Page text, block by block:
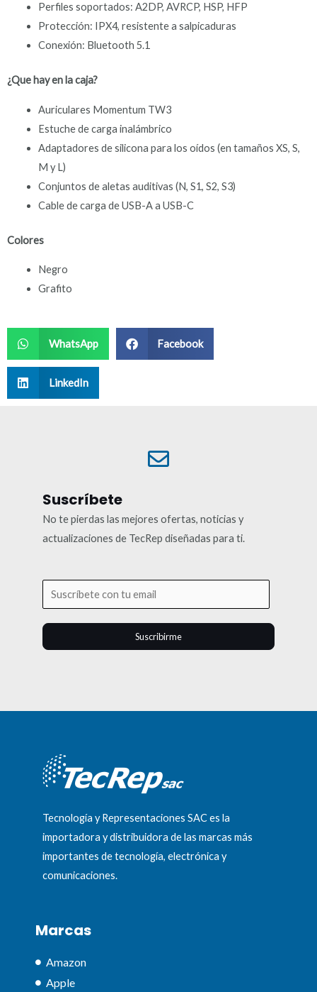
Perfiles soportados: A2DP, AVRCP, HSP, HFP
Protección: IPX4, resistente a salpicaduras
Conexión: Bluetooth 5.1
¿Que hay en la caja?
Auriculares Momentum TW3
Estuche de carga inalámbrico
Adaptadores de silicona para los oídos (en tamaños XS, S,
M y L)
Conjuntos de aletas auditivas (N, S1, S2, S3)
Cable de carga de USB-A a USB-C
Colores
Negro
Grafito
WhatsApp Facebook
LinkedIn
Suscríbete
No te pierdas las mejores ofertas, noticias y
actualizaciones de TecRep diseñadas para ti.
Suscribirme
Tecnología y Representaciones SAC es la
importadora y distribuidora de las marcas más
importantes de tecnología, electrónica y
comunicaciones.
Marcas
Amazon
Apple